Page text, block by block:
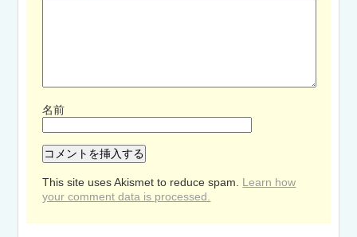
名前
This site uses Akismet to reduce spam. Learn how
your comment data is processed.